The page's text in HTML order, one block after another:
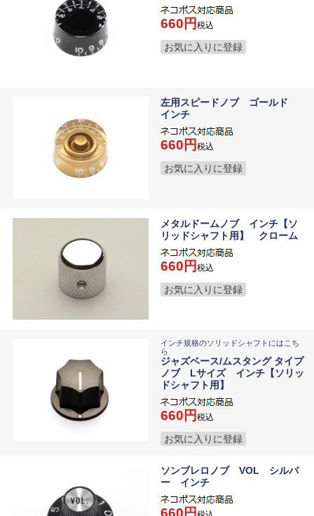
660 税込
お気に入りに登録
左用スピードノブ ゴールド
インチ
660 税込
お気に入りに登録
メタルドームノブ インチ【ソ
リッドシャフト用】 クローム
660 税込
お気に入りに登録
インチ規格のソリッドシャフトにはこち
ら
ジャズベース/ムスタング タイプ
ノブ Lサイズ インチ【ソリッ
ドシャフト用】
660 税込
お気に入りに登録
ソンブレロノブ VOL シルバ
ー インチ
660